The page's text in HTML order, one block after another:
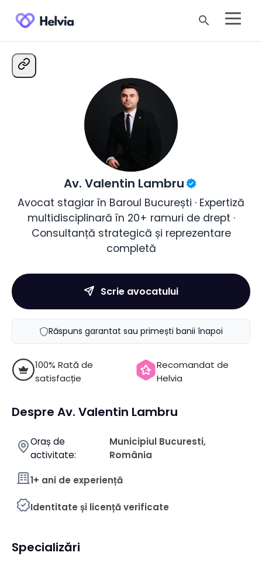
search
Av. Valentin Lambru
Avocat stagiar în Baroul București · Expertiză
multidisciplinară în 20+ ramuri de drept ·
Consultanță strategică și reprezentare
completă
Scrie avocatului
Răspuns garantat sau primești banii înapoi
100% Rată de
satisfacție
Recomandat de
Helvia
Despre Av. Valentin Lambru
Oraș de
activitate:
Municipiul Bucuresti,
România
1+ ani de experiență
Identitate și licență verificate
Specializări